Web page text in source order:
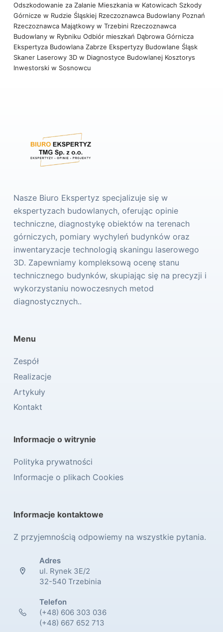
Odszkodowanie za Zalanie Mieszkania w Katowicach Szkody
Górnicze w Rudzie Śląskiej Rzeczoznawca Budowlany Poznań
Rzeczoznawca Majątkowy w Trzebini Rzeczoznawca
Budowlany w Rybniku Odbiór mieszkań Dąbrowa Górnicza
Ekspertyza Budowlana Zabrze Ekspertyzy Budowlane Śląsk
Skaner Laserowy 3D w Diagnostyce Budowlanej Kosztorys
Inwestorski w Sosnowcu
Nasze Biuro Ekspertyz specjalizuje się w
ekspertyzach budowlanych, oferując opinie
techniczne, diagnostykę obiektów na terenach
górniczych, pomiary wychyleń budynków oraz
inwentaryzacje technologią skaningu laserowego
3D. Zapewniamy kompleksową ocenę stanu
technicznego budynków, skupiając się na precyzji i
wykorzystaniu nowoczesnych metod
diagnostycznych..
Menu
Zespół
Realizacje
Artykuły
Kontakt
Informacje o witrynie
Polityka prywatności
Informacje o plikach Cookies
Informacje kontaktowe
Z przyjemnością odpowiemy na wszystkie pytania.
Adres
ul. Rynek 3E/2
32-540 Trzebinia
Telefon
(+48) 606 303 036
(+48) 667 652 713